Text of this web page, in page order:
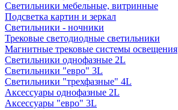
Светильники мебельные, витринные
Подсветка картин и зеркал
Светильники - ночники
Трековые светодиодные светильники
Магнитные трековые системы освещения
Светильники однофазные 2L
Светильники "евро" 3L
Светильники "трехфазные" 4L
Аксессуары однофазные 2L
Аксессуары "евро" 3L